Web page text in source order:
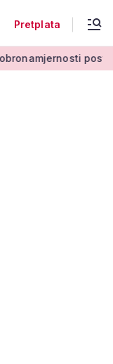
Pretplata
meta